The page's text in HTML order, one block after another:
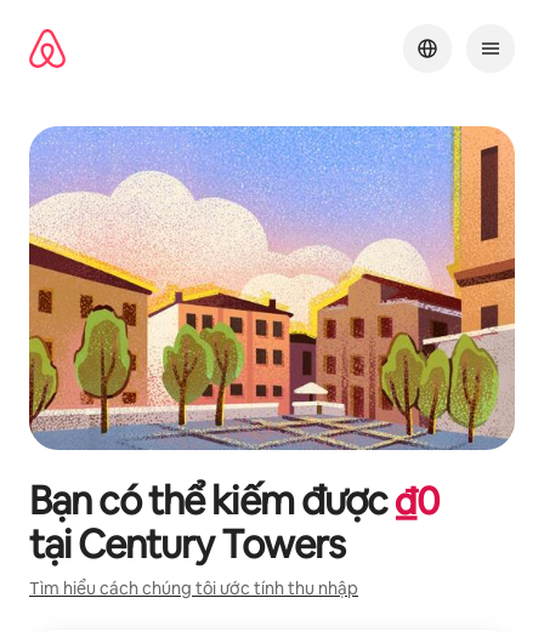
Bạn có thể kiếm được₫0
tạiCentury Towers
Tìm hiểu cách chúng tôi ước tính thu nhập